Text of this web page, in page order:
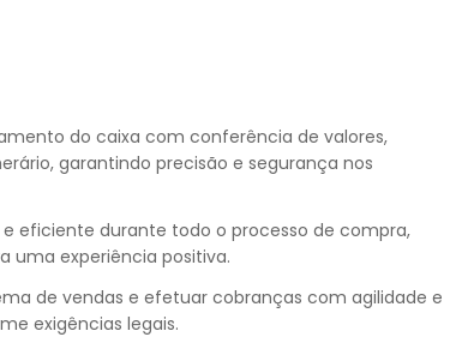
do caixa com conferência de valores,
garantindo precisão e segurança nos
eficiente durante todo o processo de compra,
uma experiência positiva.
de vendas e efetuar cobranças com agilidade e
exigências legais.